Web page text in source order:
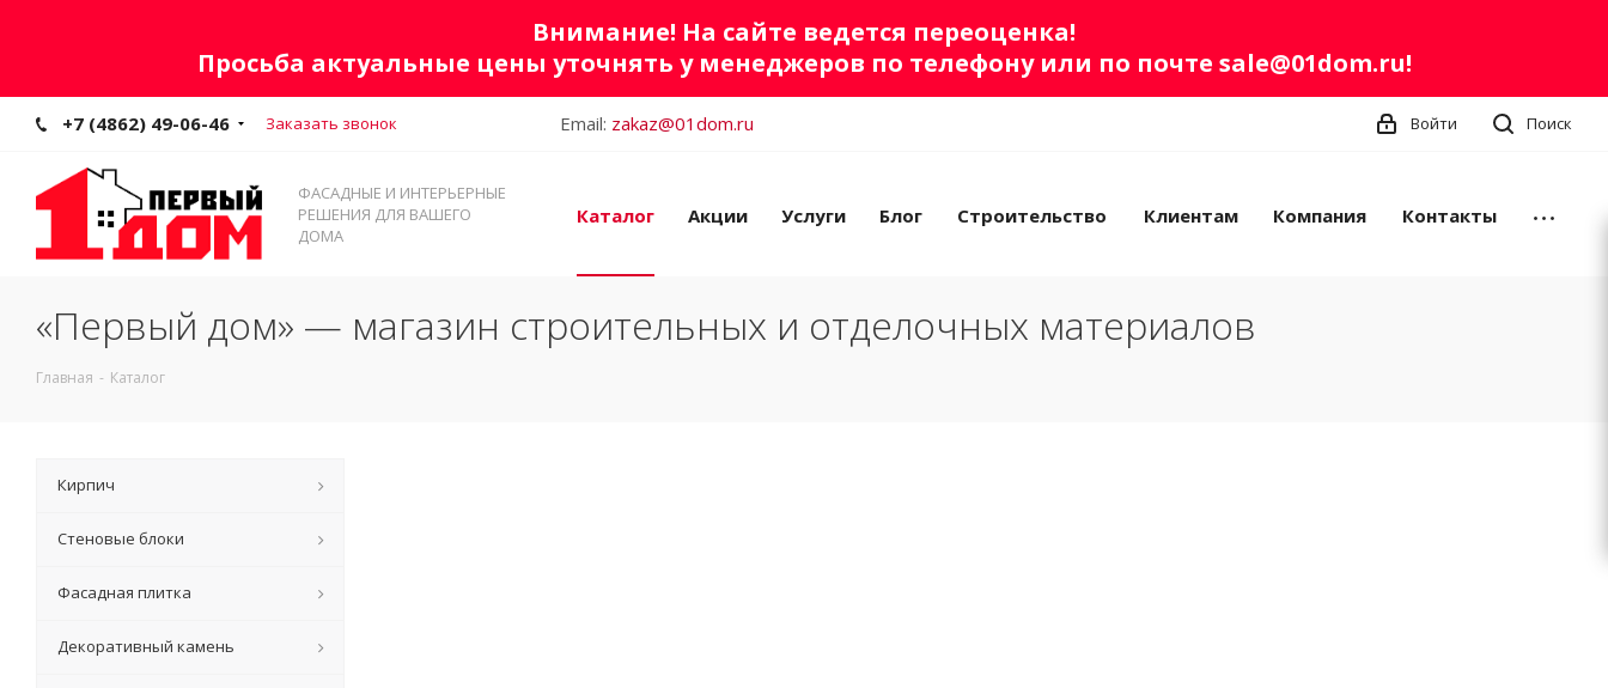
Внимание! На сайте ведется переоценка!
Просьба актуальные цены уточнять у менеджеров по телефону или по почте sale@01dom.ru!
+7 (4862) 49-06-46 Заказать звонок Email: zakaz@01dom.ru Поиск
Войти
ФАСАДНЫЕ И ИНТЕРЬЕРНЫЕ
РЕШЕНИЯ ДЛЯ ВАШЕГО
ДОМА
Каталог Акции Услуги Блог Строительство Клиентам Компания Контакты
«Первый дом» — магазин строительных и отделочных материалов
Главная - Каталог
Кирпич
Стеновые блоки
Фасадная плитка
Декоративный камень